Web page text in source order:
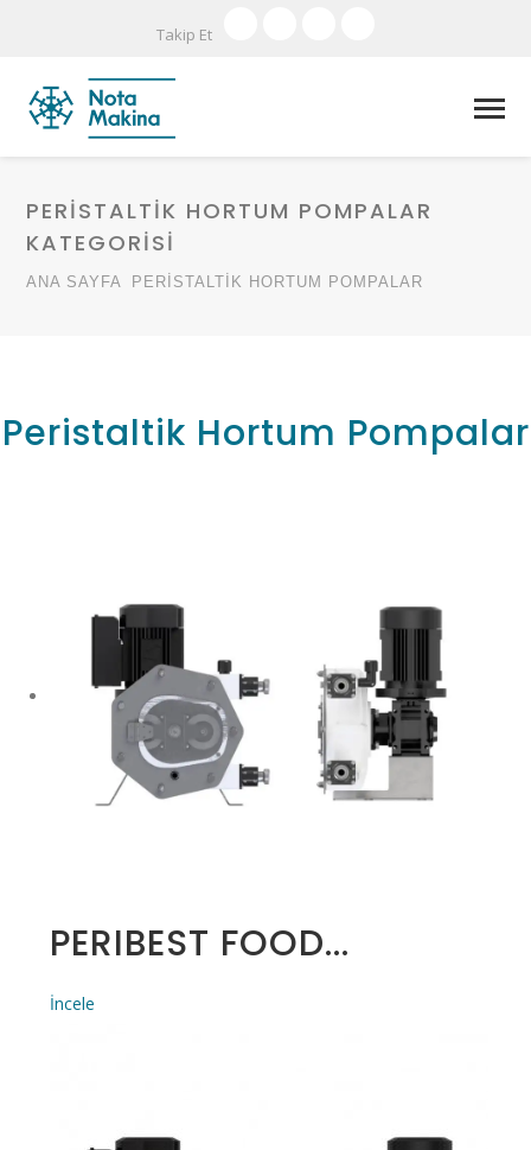
Takip Et
PERISTALTIK HORTUM POMPALAR
KATEGORİSİ
ANA SAYFA PERISTALTIK HORTUM POMPALAR
Peristaltik Hortum Pompalar
PERIBEST FOOD...
İncele